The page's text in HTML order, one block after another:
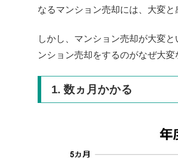
なるマンション売却には、大変と
しかし、マンション売却が大変
ンション売却をするのがなぜ大
1. 数ヵ月かかる